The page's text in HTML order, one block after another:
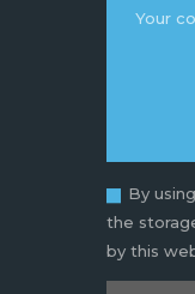
By
the
by this